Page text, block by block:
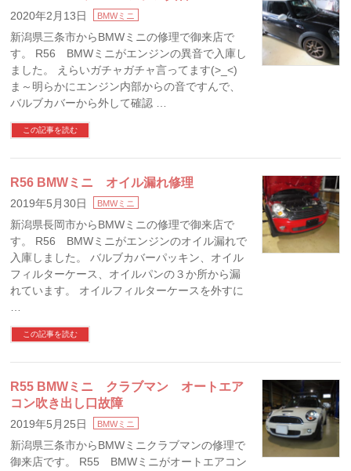
2020年2月13日 BMWミニ
新潟県三条市からBMWミニの修理で御来店で
す。 R56 BMWミニがエンジンの異音で入庫し
ました。 えらいガチャガチャ言ってます(>_<)
ま～明らかにエンジン内部からの音ですんで、
バルブカバーから外して確認 …
この記事を読む
R56 BMWミニ オイル漏れ修理
2019年5月30日 BMWミニ
新潟県長岡市からBMWミニの修理で御来店で
す。 R56 BMWミニがエンジンのオイル漏れで
入庫しました。 バルブカバーパッキン、オイル
フィルターケース、オイルパンの３か所から漏
れています。 オイルフィルターケースを外すに
この記事を読む
R55 BMWミニ クラブマン オートエア
コン吹き出し口故障
2019年5月25日 BMWミニ
新潟県三条市からBMWミニクラブマンの修理で
御来店です。 R55 BMWミニがオートエアコン